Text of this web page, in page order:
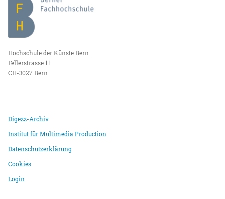
Hochschule der Künste Bern
Fellerstrasse 11
CH-3027 Bern
Digezz-Archiv
Institut für Multimedia Production
Datenschutzerklärung
Cookies
Login